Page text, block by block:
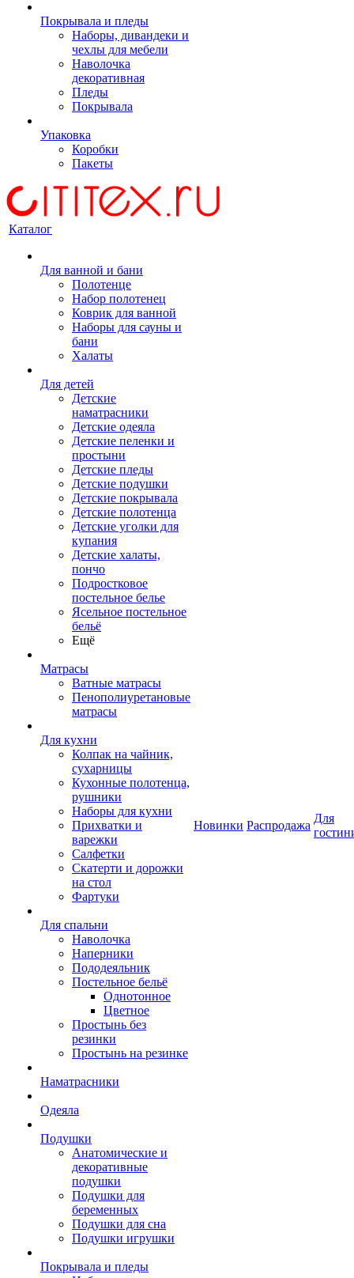
Покрывала и пледы
Наборы, дивандеки и
чехлы для мебели
Наволочка
декоративная
Пледы
Покрывала
Упаковка
Коробки
Пакеты
Каталог
Для ванной и бани
Полотенце
Набор полотенец
Коврик для ванной
Наборы для сауны и
бани
Халаты
Для детей
Детские
наматрасники
Детские одеяла
Детские пеленки и
простыни
Детские пледы
Детские подушки
Детские покрывала
Детские полотенца
Детские уголки для
купания
Детские халаты,
пончо
Подростковое
постельное белье
Ясельное постельное
бельё
Ещё
Матрасы
Ватные матрасы
Пенополиуретановые
матрасы
Для кухни
Колпак на чайник,
сухарницы
Кухонные полотенца,
рушники
Наборы для кухни
Прихватки и
варежки
Салфетки
Скатерти и дорожки
на стол
Фартуки
Для спальни
Наволочка
Наперники
Пододеяльник
Постельное бельё
Однотонное
Цветное
Простынь без
резинки
Простынь на резинке
Наматрасники
Одеяла
Подушки
Анатомические и
декоративные
подушки
Подушки для
беременных
Подушки для сна
Подушки игрушки
Покрывала и пледы
Новинки Распродажа
Для